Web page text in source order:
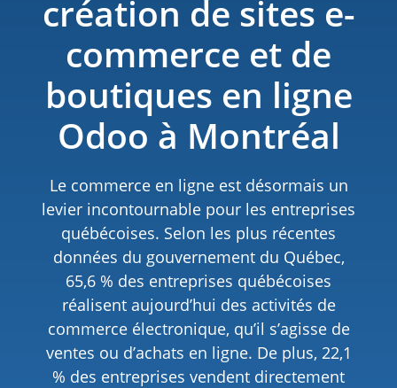
création de sites e-
commerce et de
boutiques en ligne
Odoo à Montréal
Le commerce en ligne est désormais un
levier incontournable pour les entreprises
québécoises. Selon les plus récentes
données du gouvernement du Québec,
65,6 % des entreprises québécoises
réalisent aujourd’hui des activités de
commerce électronique, qu’il s’agisse de
ventes ou d’achats en ligne. De plus, 22,1
% des entreprises vendent directement